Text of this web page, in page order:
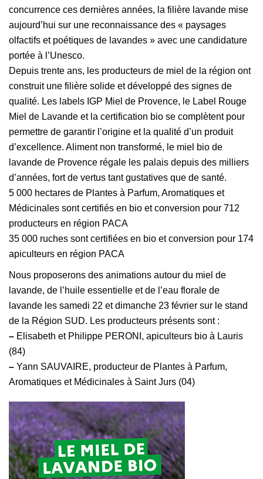
concurrence ces dernières années, la filière lavande mise
aujourd’hui sur une reconnaissance des « paysages
olfactifs et poétiques de lavandes » avec une candidature
portée à l’Unesco.
Depuis trente ans, les producteurs de miel de la région ont
construit une filière solide et développé des signes de
qualité. Les labels IGP Miel de Provence, le Label Rouge
Miel de Lavande et la certification bio se complètent pour
permettre de garantir l’origine et la qualité d’un produit
d’excellence. Aliment non transformé, le miel bio de
lavande de Provence régale les palais depuis des milliers
d’années, fort de vertus tant gustatives que de santé.
5 000 hectares de Plantes à Parfum, Aromatiques et
Médicinales sont certifiés en bio et conversion pour 712
producteurs en région PACA
35 000 ruches sont certifiées en bio et conversion pour 174
apiculteurs en région PACA
Nous proposerons des animations autour du miel de
lavande, de l’huile essentielle et de l’eau florale de
lavande les samedi 22 et dimanche 23 février sur le stand
de la Région SUD. Les producteurs présents sont :
– Elisabeth et Philippe PERONI, apiculteurs bio à Lauris
(84)
– Yann SAUVAIRE, producteur de Plantes à Parfum,
Aromatiques et Médicinales à Saint Jurs (04)